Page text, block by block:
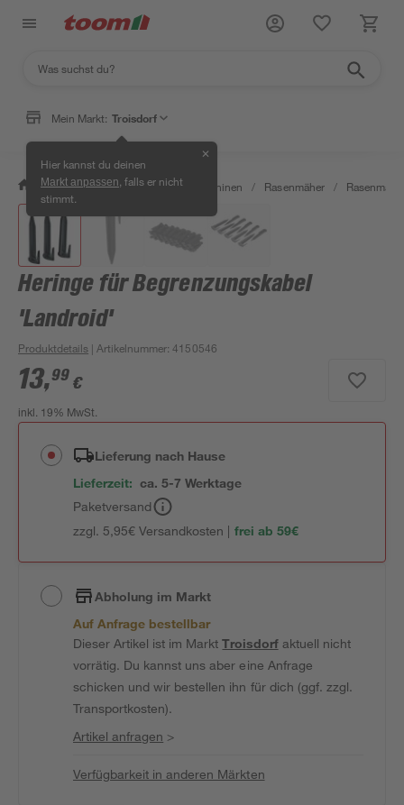
Mein Markt: Troisdorf
Hier kannst du deinen
Markt anpassen , falls er nicht
stimmt.
✕
/ Garten & Freizeit / Gartenmaschinen / Rasenmäher /
Heringe für Begrenzungskabel
'Landroid'
Produktdetails | Artikelnummer:4150546
13,99 €
inkl. 19% MwSt.
Lieferung nach Hause
Lieferzeit: ca. 5-7 Werktage
Paketversand
zzgl. 5,95€ Versandkosten | frei ab 59€
Abholung im Markt
Auf Anfrage bestellbar
Dieser Artikel ist im MarktTroisdorfaktuell nicht
vorrätig. Du kannst uns aber eine Anfrage
schicken und wir bestellen ihn für dich (ggf. zzgl.
Transportkosten).
Artikel anfragen >
Verfügbarkeit in anderen Märkten